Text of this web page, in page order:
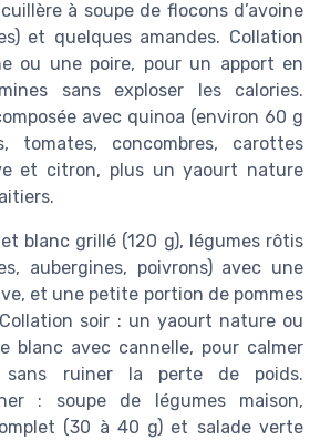
à soupe de flocons d’avoine
et quelques amandes. Collation
ou une poire, pour un apport en
sans exploser les calories.
avec quinoa (environ 60 g
tomates, concombres, carottes
et citron, plus un yaourt nature
blanc grillé (120 g), légumes rôtis
aubergines, poivrons) avec une
et une petite portion de pommes
soir : un yaourt nature ou
blanc avec cannelle, pour calmer
sans ruiner la perte de poids.
: soupe de légumes maison,
(30 à 40 g) et salade verte